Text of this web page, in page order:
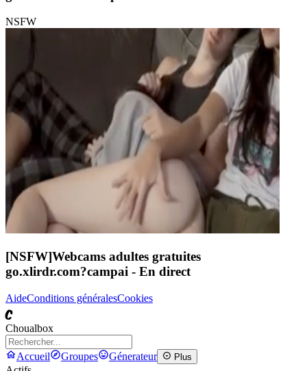
NSFW
[NSFW]Webcams adultes gratuites
go.xlirdr.com?campai - En direct
AideConditions généralesCookies
C
Choualbox
Accueil Groupes Génerateur Plus